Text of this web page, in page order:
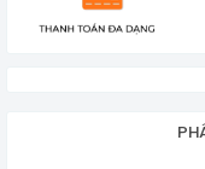
Độ nhạy: 110dB